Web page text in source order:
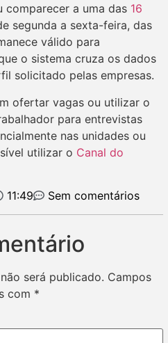
comparecer a uma das 16
segunda a sexta-feira, das
válido para
o sistema cruza os dados
solicitado pelas empresas.
ofertar vagas ou utilizar o
para entrevistas
nas unidades ou
utilizar o Canal do
11:49 Sem comentários
será publicado. Campos
com *